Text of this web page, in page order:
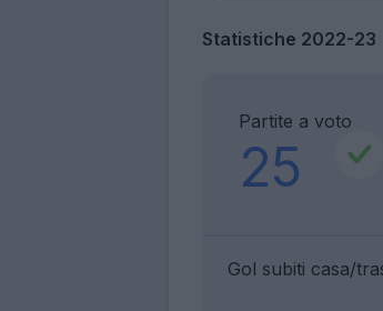
Statistiche 2022-23
Partite a voto
25
Gol subiti casa/